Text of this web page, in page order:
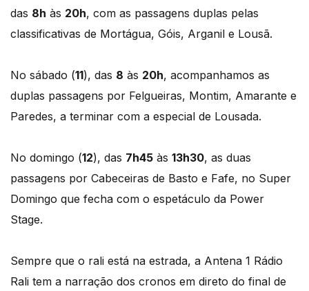
das 8h às 20h, com as passagens duplas pelas
classificativas de Mortágua, Góis, Arganil e Lousã.
No sábado (11), das 8 às 20h, acompanhamos as
duplas passagens por Felgueiras, Montim, Amarante e
Paredes, a terminar com a especial de Lousada.
No domingo (12), das 7h45 às 13h30, as duas
passagens por Cabeceiras de Basto e Fafe, no Super
Domingo que fecha com o espetáculo da Power
Stage.
Sempre que o rali está na estrada, a Antena 1 Rádio
Rali tem a narração dos cronos em direto do final de